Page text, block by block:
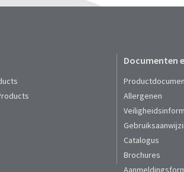
Documenten
Allergenen
Catalogus
Brochures